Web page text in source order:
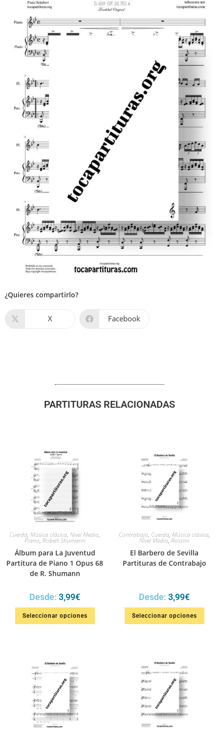
¿Quieres compartirlo?
X Facebook
PARTITURAS RELACIONADAS
Cuerda, Música clásica, Nivel Medio,
Piano, Robert Shumann
Álbum para La Juventud
Partitura de Piano 1 Opus 68
de R. Shumann
Desde: 3,99€
Seleccionar opciones
Contrabajo, Cuerda, Música clásica,
Nivel Medio,Rossini
El Barbero de Sevilla
Partituras de Contrabajo
Desde: 3,99€
Seleccionar opciones